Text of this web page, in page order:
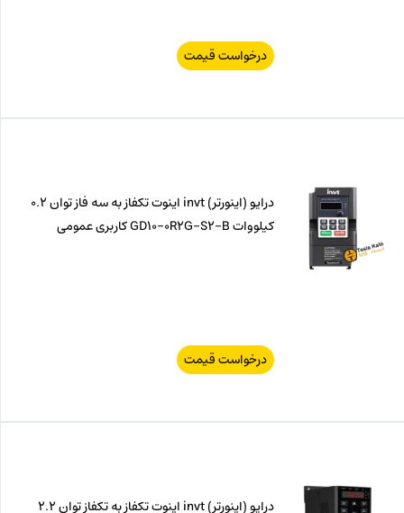
درخواست قیمت
درایو (اینورتر) invt اینوت تکفاز به سه فاز توان 0.2
کیلووات GD10-0R2G-S2-B کاربری عمومی
درخواست قیمت
درایو (اینورتر) invt اینوت تکفاز به تکفاز توان 2.2